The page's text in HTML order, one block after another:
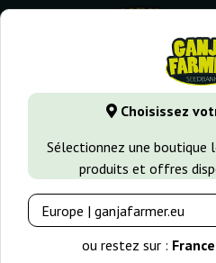
Choisissez
Sélectionnez une boutique
produits et offres
ou restez sur :
GanjaFarmer.fr Variétés de
Seeds